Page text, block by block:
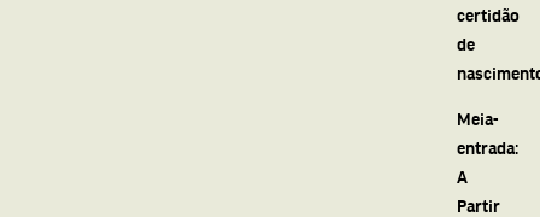
certidão
de
Meia-
entrada:
A
Partir